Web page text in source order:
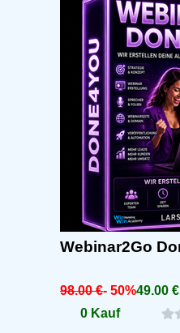
Webinar2Go
98.00 €- 50%49.00 €
0 Kauf